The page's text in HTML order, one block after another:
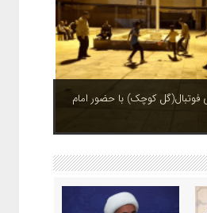
فوتبال(گل کوچک) با حضور امام
پرند در فصل بهار + تصاویر